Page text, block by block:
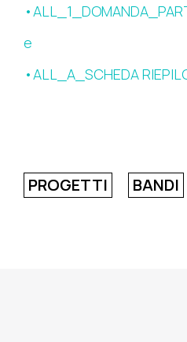
e
•ALL_A_SCHEDA
PROGETTI BANDI